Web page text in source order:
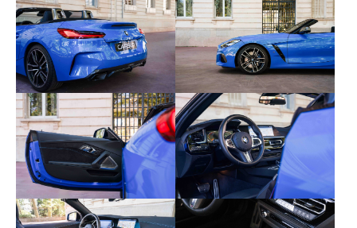
avec surpiqures décoratives bleues
- Tableau de bord en Sensatec
- Inserts décoratifs M aluminium Tetragon
- Ceintures de sécurité noires avec liserés aux
couleurs M
- Eclairage d’ambiance